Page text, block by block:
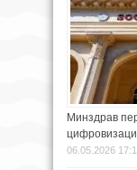
Минздрав
06.05.2026